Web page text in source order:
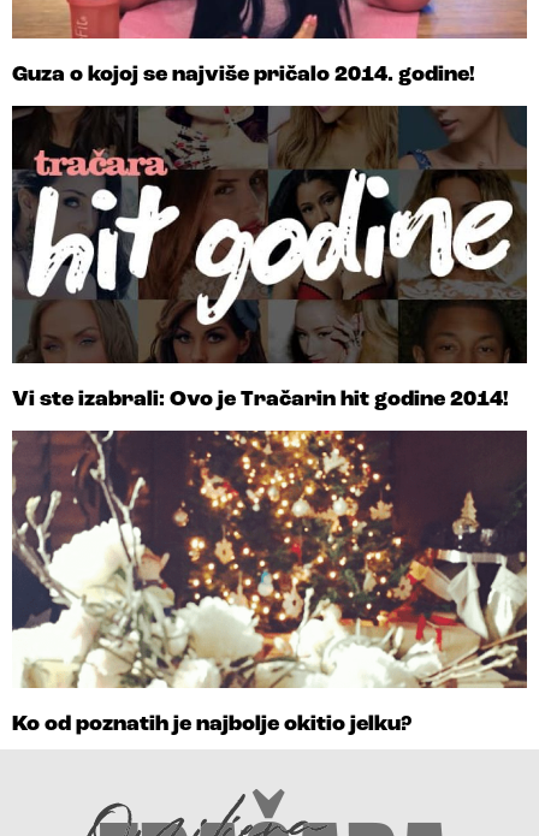
Guza o kojoj se najviše pričalo 2014. godine!
Vi ste izabrali: Ovo je Tračarin hit godine 2014!
Ko od poznatih je najbolje okitio jelku?